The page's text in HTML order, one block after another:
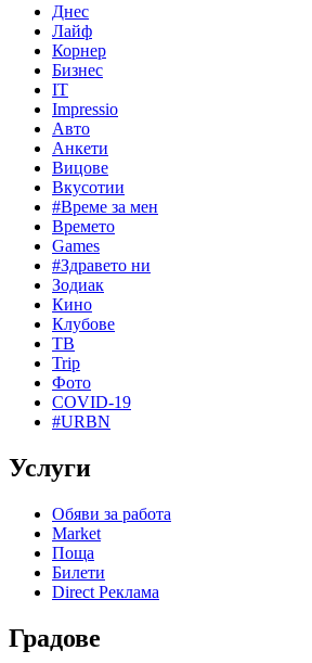
Днес
Лайф
Корнер
Бизнес
IT
Impressio
Авто
Анкети
Вицове
Вкусотии
#Време за мен
Времето
Games
#Здравето ни
Зодиак
Кино
Клубове
ТВ
Trip
Фото
COVID-19
#URBN
Услуги
Обяви за работа
Market
Поща
Билети
Direct Реклама
Градове